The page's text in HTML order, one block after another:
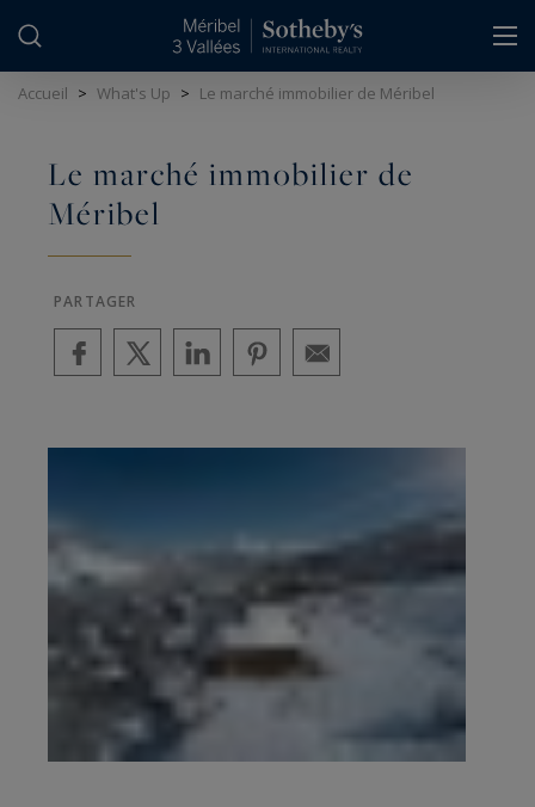
Accueil > What's Up > Le marché immobilier de Méribel
Le marché immobilier de
Méribel
PARTAGER